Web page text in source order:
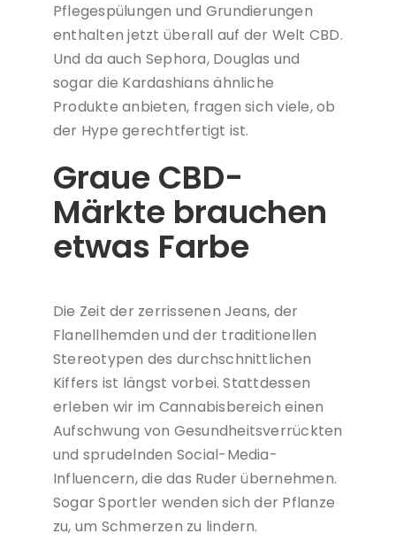
Pflegespülungen und Grundierungen
enthalten jetzt überall auf der Welt CBD.
Und da auch Sephora, Douglas und
sogar die Kardashians ähnliche
Produkte anbieten, fragen sich viele, ob
der Hype gerechtfertigt ist.
Graue CBD-
Märkte brauchen
etwas Farbe
Die Zeit der zerrissenen Jeans, der
Flanellhemden und der traditionellen
Stereotypen des durchschnittlichen
Kiffers ist längst vorbei. Stattdessen
erleben wir im Cannabisbereich einen
Aufschwung von Gesundheitsverrückten
und sprudelnden Social-Media-
Influencern, die das Ruder übernehmen.
Sogar Sportler wenden sich der Pflanze
zu, um Schmerzen zu lindern.